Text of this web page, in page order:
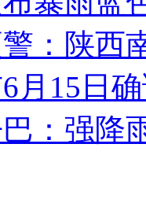
：陕西
月15日
：强降